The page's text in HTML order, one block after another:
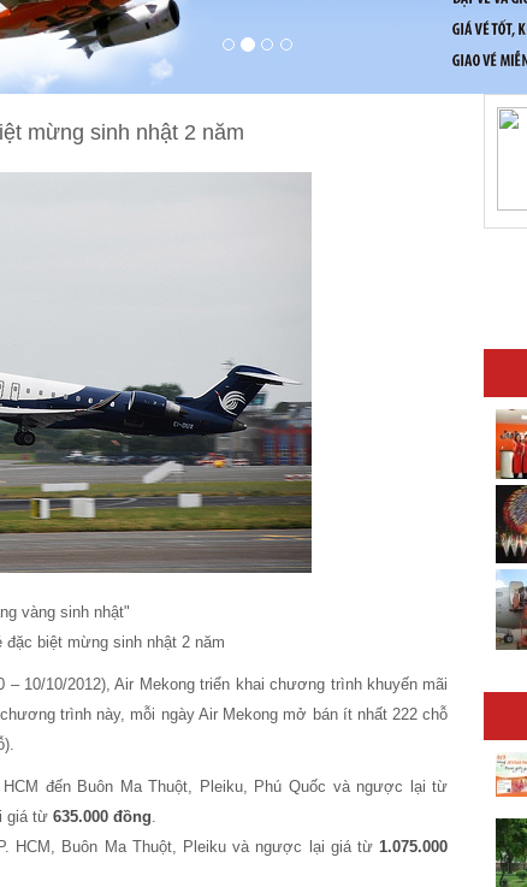
mừng sinh nhật 2 năm
vàng sinh nhật"
đặc biệt mừng sinh nhật 2 năm
10/10/2012), Air Mekong triển khai chương trình khuyến mãi
trình này, mỗi ngày Air Mekong mở bán ít nhất 222 chỗ
đến Buôn Ma Thuột, Pleiku, Phú Quốc và ngược lại từ
giá từ 635.000 đồng.
HCM, Buôn Ma Thuột, Pleiku và ngược lại giá từ1.075.000